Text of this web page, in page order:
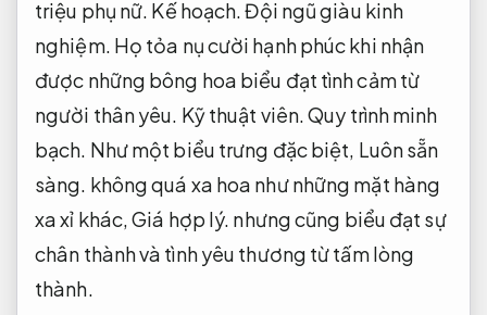
triệu phụ nữ. Kế hoạch.Đội ngũ giàu kinh
nghiệm. Họ tỏa nụ cười hạnh phúc khi nhận
được những bông hoa biểu đạt tình cảm từ
người thân yêu. Kỹ thuật viên.Quy trình minh
bạch. Như một biểu trưng đặc biệt, Luôn sẵn
sàng. không quá xa hoa như những mặt hàng
xa xỉ khác,Giá hợp lý. nhưng cũng biểu đạt sự
chân thành và tình yêu thương từ tấm lòng
thành.